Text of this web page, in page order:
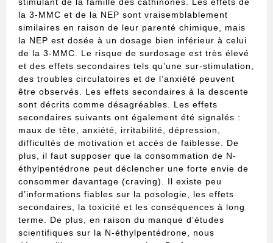
stimulant de la famille des cathinones. Les effets de
la 3-MMC et de la NEP sont vraisemblablement
similaires en raison de leur parenté chimique, mais
la NEP est dosée à un dosage bien inférieur à celui
de la 3-MMC. Le risque de surdosage est très élevé
et des effets secondaires tels qu’une sur-stimulation,
des troubles circulatoires et de l’anxiété peuvent
être observés. Les effets secondaires à la descente
sont décrits comme désagréables. Les effets
secondaires suivants ont également été signalés :
maux de tête, anxiété, irritabilité, dépression,
difficultés de motivation et accès de faiblesse. De
plus, il faut supposer que la consommation de N-
éthylpentédrone peut déclencher une forte envie de
consommer davantage (craving). Il existe peu
d’informations fiables sur la posologie, les effets
secondaires, la toxicité et les conséquences à long
terme. De plus, en raison du manque d’études
scientifiques sur la N-éthylpentédrone, nous